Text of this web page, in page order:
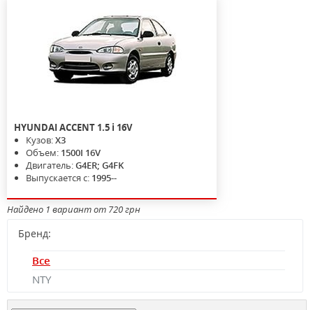
HYUNDAIACCENT 1.5 i 16V
Кузов:X3
Объем: 1500I 16V
Двигатель:G4ER; G4FK
Выпускается с: 1995--
Найдено 1 вариант от 720 грн
Бренд:
Все
NTY